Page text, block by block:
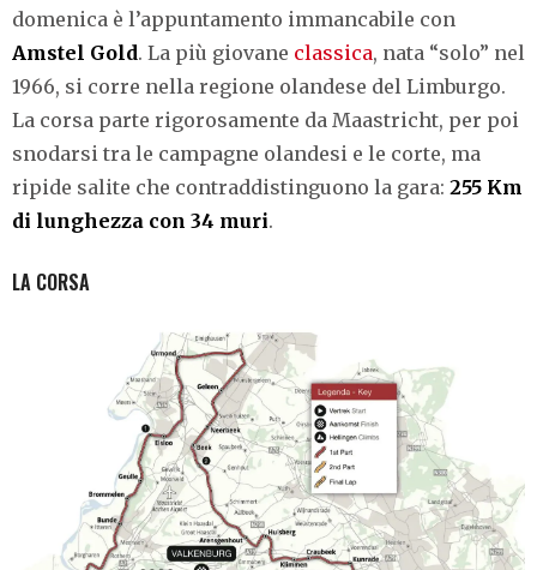
domenica è l’appuntamento immancabile con
Amstel Gold. La più giovane classica, nata “solo” nel
1966, si corre nella regione olandese del Limburgo.
La corsa parte rigorosamente da Maastricht, per poi
snodarsi tra le campagne olandesi e le corte, ma
ripide salite che contraddistinguono la gara: 255 Km
di lunghezza con 34 muri.
LA CORSA